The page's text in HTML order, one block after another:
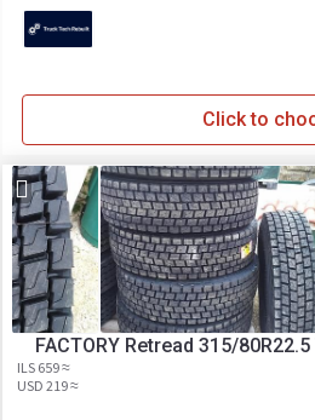
Click to
FACTORY Retread 315/
≈ 659 ILS
≈ 219 USD